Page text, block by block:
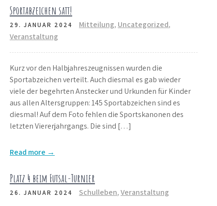
Sportabzeichen satt!
29. JANUAR 2024 Mitteilung, Uncategorized,
Veranstaltung
Kurz vor den Halbjahreszeugnissen wurden die
Sportabzeichen verteilt. Auch diesmal es gab wieder
viele der begehrten Anstecker und Urkunden für Kinder
aus allen Altersgruppen: 145 Sportabzeichen sind es
diesmal! Auf dem Foto fehlen die Sportskanonen des
letzten Viererjahrgangs. Die sind […]
Read more →
Platz 4 beim Futsal-Turnier
26. JANUAR 2024 Schulleben,Veranstaltung